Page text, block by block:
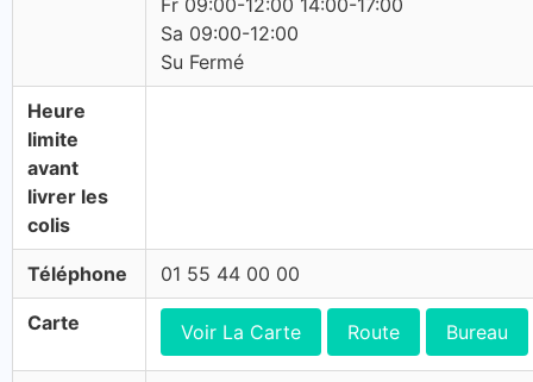
Fr 09:00-12:00 14:00-17:00
Sa 09:00-12:00
Su Fermé
Heure
limite
avant
livrer les
colis
Téléphone 01 55 44 00 00
Carte Voir La Carte Route Bureau